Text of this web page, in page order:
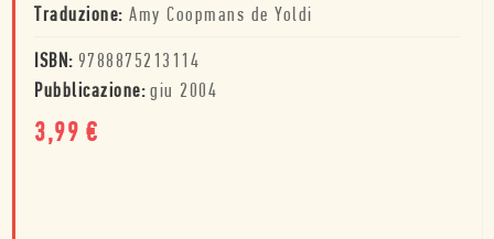
Traduzione: Amy Coopmans de Yoldi
ISBN: 9788875213114
Pubblicazione: giu 2004
3,99 €